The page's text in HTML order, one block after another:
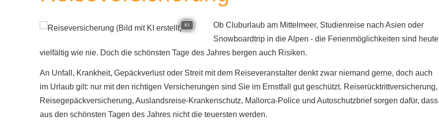
KI
Ob Cluburlaub am Mittelmeer, Studienreise nach Asien oder
Snowboardtrip in die Alpen - die Ferienmöglichkeiten sind heute
vielfältig wie nie. Doch die schönsten Tage des Jahres bergen auch Risiken.
An Unfall, Krankheit, Gepäckverlust oder Streit mit dem Reiseveranstalter denkt zwar niemand gerne, doch auch
im Urlaub gilt: nur mit den richtigen Versicherungen sind Sie im Ernstfall gut geschützt. Reiserücktrittversicherung,
Reisegepäckversicherung, Auslandsreise-Krankenschutz, Mallorca-Police und Autoschutzbrief sorgen dafür, dass
aus den schönsten Tagen des Jahres nicht die teuersten werden.